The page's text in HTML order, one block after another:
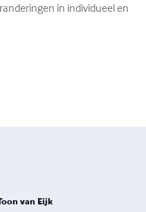
in individueel en
van Eijk